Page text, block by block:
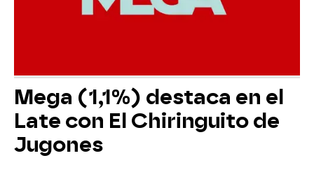
Mega (1,1%) destaca en el
Late con El Chiringuito de
Jugones